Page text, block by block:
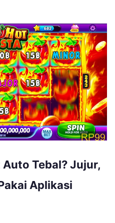
Tebal? Jujur,
Aplikasi